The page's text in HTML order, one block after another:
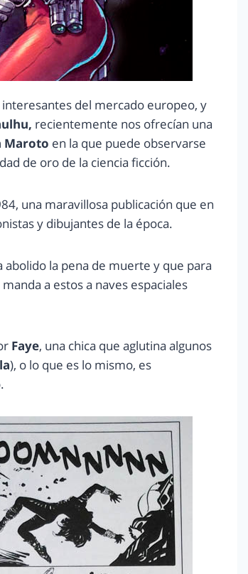
del mercado europeo, y
recientemente nos ofrecían una
Maroto en la que puede observarse
de oro de la ciencia ficción.
una maravillosa publicación que en
y dibujantes de la época.
la pena de muerte y que para
a estos a naves espaciales
Faye, una chica que aglutina algunos
), o lo que es lo mismo, es